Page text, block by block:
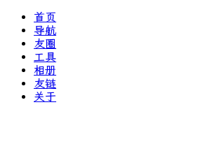
首页
导航
友圈
工具
相册
友链
关于